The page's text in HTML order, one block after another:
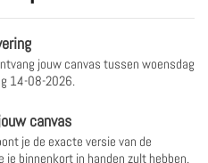
jouw canvas tussen woensdag
14-08-2026.
canvas
je de exacte versie van de
je binnenkort in handen zult hebben.